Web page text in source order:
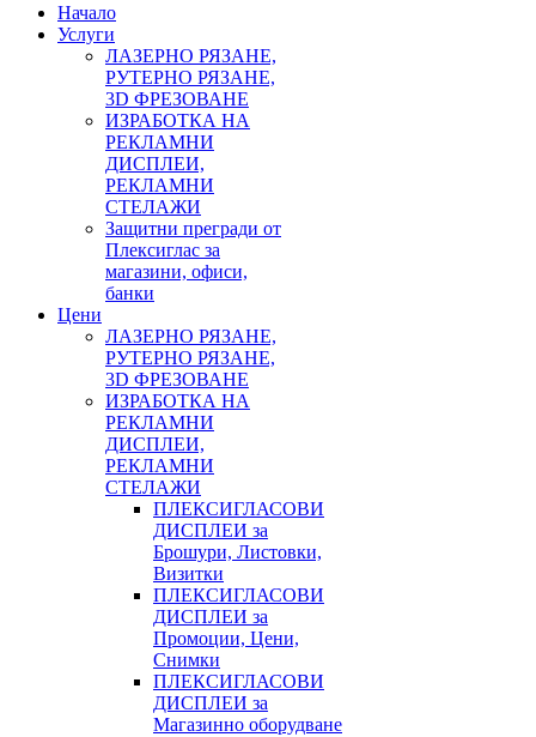
Начало
Услуги
ЛАЗЕРНО РЯЗАНЕ,
РУТЕРНО РЯЗАНЕ,
3D ФРЕЗОВАНЕ
ИЗРАБОТКА НА
РЕКЛАМНИ
ДИСПЛЕИ,
РЕКЛАМНИ
СТЕЛАЖИ
Защитни прегради от
Плексиглас за
магазини, офиси,
банки
Цени
ЛАЗЕРНО РЯЗАНЕ,
РУТЕРНО РЯЗАНЕ,
3D ФРЕЗОВАНЕ
ИЗРАБОТКА НА
РЕКЛАМНИ
ДИСПЛЕИ,
РЕКЛАМНИ
СТЕЛАЖИ
ПЛЕКСИГЛАСОВИ
ДИСПЛЕИ за
Брошури, Листовки,
Визитки
ПЛЕКСИГЛАСОВИ
ДИСПЛЕИ за
Промоции, Цени,
Снимки
ПЛЕКСИГЛАСОВИ
ДИСПЛЕИ за
Магазинно оборудване